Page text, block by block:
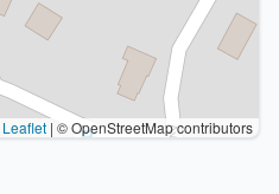
Leaflet | © OpenStreetMap contributors